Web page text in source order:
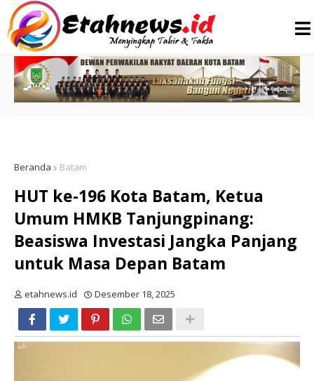
Beranda Batam
HUT ke-196 Kota Batam, Ketua
Umum HMKB Tanjungpinang:
Beasiswa Investasi Jangka Panjang
untuk Masa Depan Batam
etahnews.id Desember 18, 2025